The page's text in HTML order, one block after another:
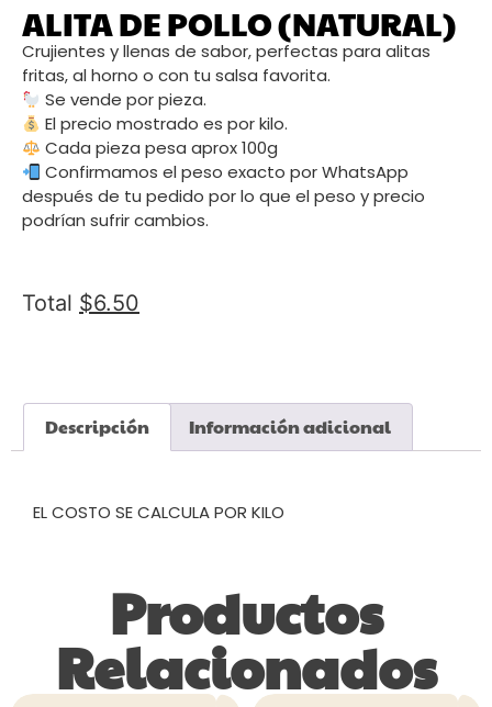
ALITA DE POLLO (NATURAL)
Crujientes y llenas de sabor, perfectas para alitas
fritas, al horno o con tu salsa favorita.
Se vende por pieza.
El precio mostrado es por kilo.
Cada pieza pesa aprox 100g
Confirmamos el peso exacto por WhatsApp
después de tu pedido por lo que el peso y precio
podrían sufrir cambios.
Total $6.50
Descripción Información adicional
EL COSTO SE CALCULA POR KILO
Productos
Relacionados